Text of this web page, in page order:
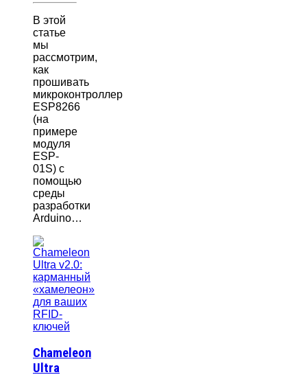
В этой
статье
мы
рассмотрим,
как
прошивать
микроконтроллер
ESP8266
(на
примере
модуля
ESP-
01S) с
помощью
среды
разработки
Arduino…
Chameleon
Ultra